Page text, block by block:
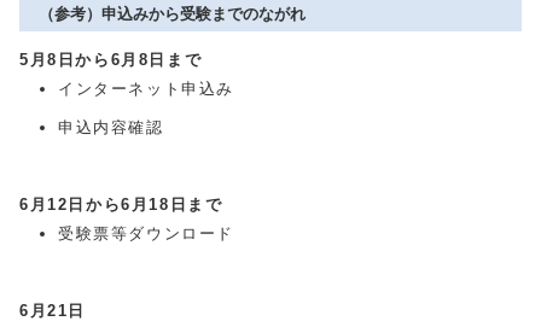
（参考）申込みから受験までのながれ
5月8日から6月8日まで
インターネット申込み
申込内容確認
6月12日から6月18日まで
受験票等ダウンロード
6月21日